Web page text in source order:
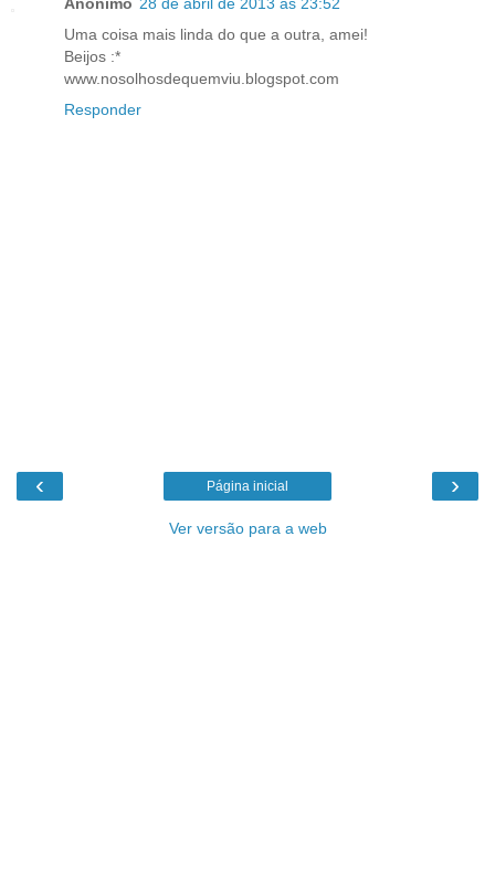
Anônimo 28 de abril de 2013 às 23:52
Uma coisa mais linda do que a outra, amei!
Beijos :*
www.nosolhosdequemviu.blogspot.com
Responder
‹ ›
Página inicial
Ver versão para a web